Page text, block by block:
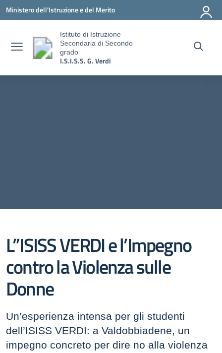
Vai ai contenuti
Vai al menu di navigazione
Vai al footer
Ministero dell'Istruzione e del Merito
Istituto di Istruzione
Secondaria di Secondo
grado
I.S.I.S.S. G. Verdi
L”ISISS VERDI e l’Impegno
contro la Violenza sulle
Donne
Un’esperienza intensa per gli studenti
dell’ISISS VERDI: a Valdobbiadene, un
impegno concreto per dire no alla violenza